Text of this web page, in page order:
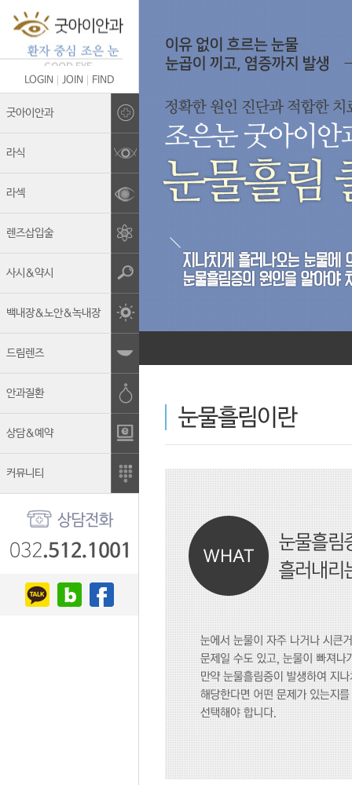
LOGIN JOIN FIND
굿아이안과
라식
라섹
렌즈삽입술
사시&약시
백내장&노안&녹내장
드림렌즈
안과질환
상담&예약
커뮤니티
Brand Story
의료진 소개
굿아이안과의 차별화
안전관리&멸균소독
보유장비
진료안내
오시는길